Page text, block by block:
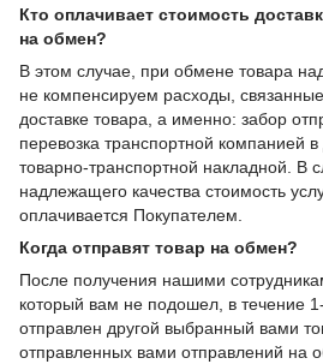
Кто оплачивает стоимость
на обмен?
В этом случае, при обмене товара
не компенсируем расходы,
доставке товара, а именно: забор
перевозка транспортной компанией в
товарно-транспортной накладной. В
надлежащего качества стоимость
оплачивается Покупателем.
Когда отправят товар на обмен?
После получения нашими
который вам не подошел, в течение
отправлен другой выбранный вами
отправленных вами отправлений на